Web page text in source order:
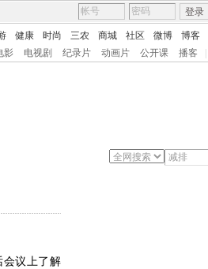
登录
健康 时尚 三农 商城 社区 微博 博客
影 电视剧 纪录片 动画片 公开课 播客
议上了解